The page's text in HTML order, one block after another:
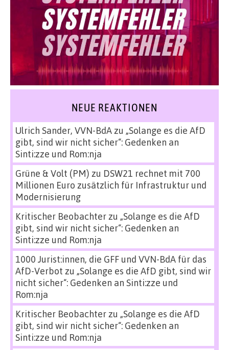
NEUE REAKTIONEN
Ulrich Sander, VVN-BdAzu „Solange es die AfD
gibt, sind wir nicht sicher“: Gedenken an
Sinti:zze und Rom:nja
Grüne & Volt (PM) zu DSW21 rechnet mit 700
Millionen Euro zusätzlich für Infrastruktur und
Modernisierung
Kritischer Beobachterzu „Solange es die AfD
gibt, sind wir nicht sicher“: Gedenken an
Sinti:zze und Rom:nja
1000 Jurist:innen, die GFF und VVN-BdA für das
AfD-Verbot zu „Solange es die AfD gibt, sind wir
nicht sicher“: Gedenken an Sinti:zze und
Rom:nja
Kritischer Beobachterzu „Solange es die AfD
gibt, sind wir nicht sicher“: Gedenken an
Sinti:zze und Rom:nja